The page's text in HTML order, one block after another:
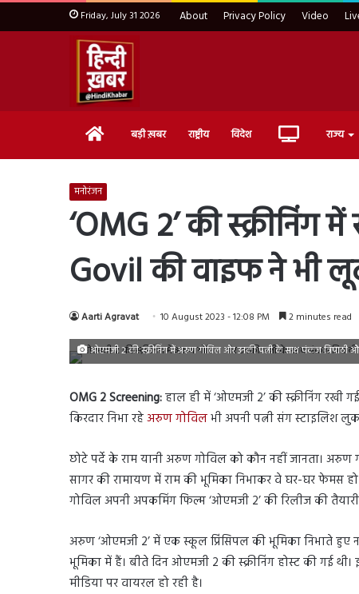
Friday, July 31 2026 About Privacy Policy Video
Home बड़ी ख़बर राष्ट्रीय विदेश Live राज्य
मनोरंजन
‘OMG 2’ की
Govil की वाइफ ने भी
Aarti Agravat 10 August 2023 - 12:08 PM 2 minutes read
ओएमजी 2 की स्क्रीनिंग में अरुण गोविल और उनकी पत्नी के साथ पंकज त्रिपाठी
OMG 2 Screening:हाल ही में ‘ओएमजी 2’ की स्क्रीनिंग रखी
किरदार निभा रहेअरुण गोविलभी अपनी पत्नी संग स्टाइलिश
छोटे पर्दे के राम यानी अरुण गोविल को कौन नहीं जानता। अरुण
सागर की रामायण में राम की भूमिका निभाकर वे घर-घर
गोविल अपनी अपकमिंग फिल्म ‘ओएमजी 2’ की रिलीज की
अरुण ‘ओएमजी 2’ में एक स्कूल प्रिंसिपल की भूमिका निभाते हुए
भूमिका में हैं। बीते दिन ओएमजी 2 की स्क्रीनिंग होस्ट की गई
मीडिया पर वायरल हो रही है।